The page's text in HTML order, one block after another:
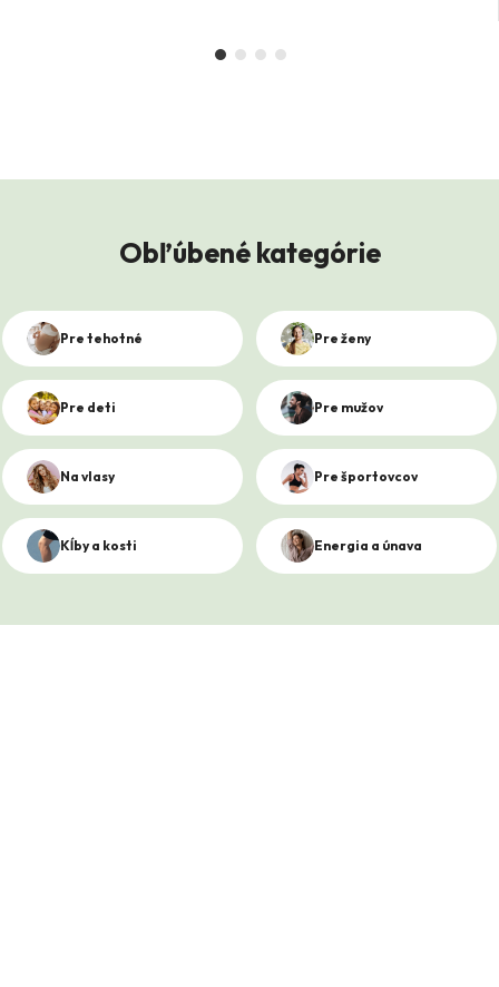
Obľúbené kategórie
Pre tehotné Pre ženy
Pre deti Pre mužov
Na vlasy Pre športovcov
Kĺby a kosti Energia a únava